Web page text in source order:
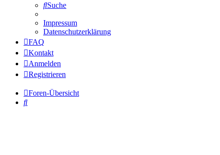
Suche
Impressum
Datenschutzerklärung
FAQ
Kontakt
Anmelden
Registrieren
Foren-Übersicht
Suche